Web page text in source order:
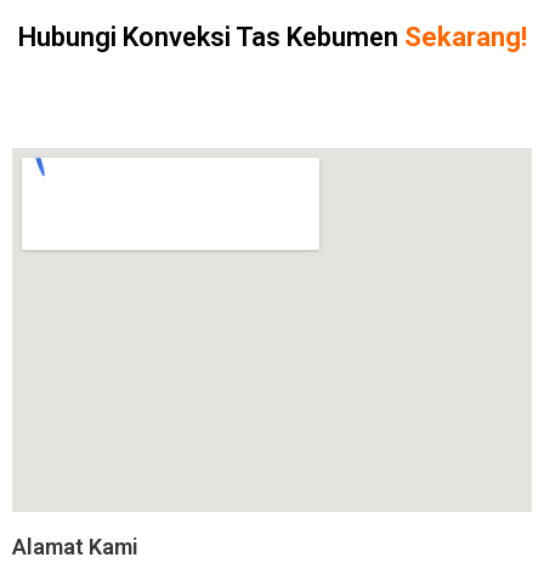
Hubungi Konveksi Tas Kebumen Sekarang!
Alamat Kami